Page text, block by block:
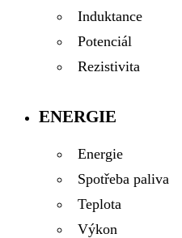
Induktance
Potenciál
Rezistivita
ENERGIE
Energie
Spotřeba paliva
Teplota
Výkon